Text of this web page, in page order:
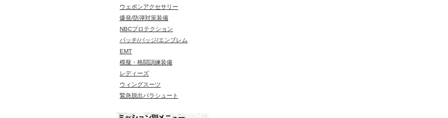
ウェポンアクセサリー
爆発/防弾対策装備
NBCプロテクション
パッチ/バッジ/エンブレム
EMT
模擬・格闘訓練装備
レディーズ
ウィングスーツ
緊急脱出パラシュート